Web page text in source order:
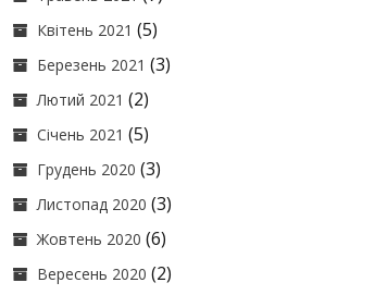
Квітень 2021 (5)
Березень 2021 (3)
Лютий 2021 (2)
Січень 2021 (5)
Грудень 2020 (3)
Листопад 2020 (3)
Жовтень 2020 (6)
Вересень 2020 (2)